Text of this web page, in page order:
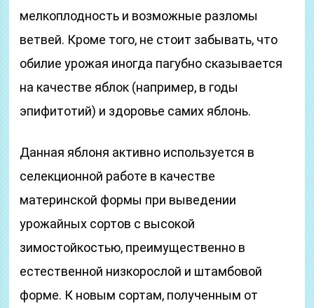
мелкоплодность и возможные разломы
ветвей. Кроме того, не стоит забывать, что
обилие урожая иногда пагубно сказывается
на качестве яблок (например, в годы
эпифитотий) и здоровье самих яблонь.
Данная яблоня активно используется в
селекционной работе в качестве
материнской формы при выведении
урожайных сортов с высокой
зимостойкостью, преимущественно в
естественной низкорослой и штамбовой
форме. К новым сортам, полученным от